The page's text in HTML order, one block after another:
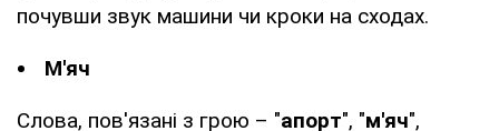
почувши звук машини чи кроки на сходах.
М'яч
Слова, пов'язані з грою – "апорт", "м'яч",